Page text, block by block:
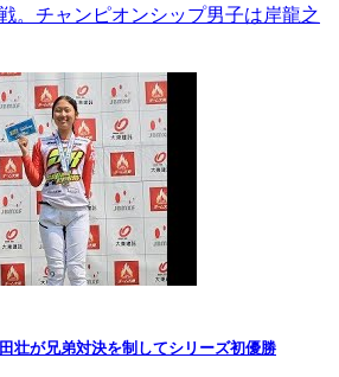
。チャンピオンシップ男子は岸龍之
壮が兄弟対決を制してシリーズ初優勝